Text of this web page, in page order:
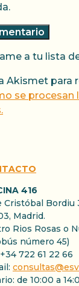
a tu lista
Akismet para
se procesan
416
Cristóbal Bordiu
Madrid.
Rios Rosas o
número 45)
722 61 22 66
de 10:00 a